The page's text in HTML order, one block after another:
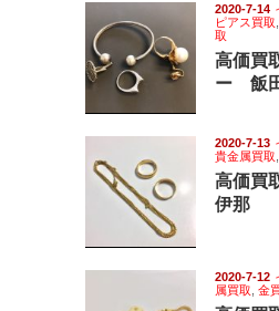
2020-7-14
ピアス買取
取
高価買
ー 飯
2020-7-13
貴金属買取
高価
伊那
2020-7-12
属買取 金